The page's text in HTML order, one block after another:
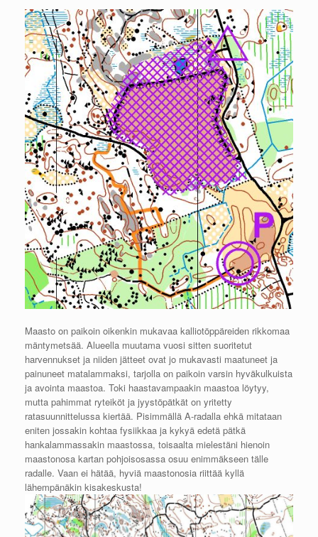
Maasto on paikoin oikenkin mukavaa kalliotöppäreiden rikkomaa
mäntymetsää. Alueella muutama vuosi sitten suoritetut
harvennukset ja niiden jätteet ovat jo mukavasti maatuneet ja
painuneet matalammaksi, tarjolla on paikoin varsin hyväkulkuista
ja avointa maastoa. Toki haastavampaakin maastoa löytyy,
mutta pahimmat ryteiköt ja jyystöpätkät on yritetty
ratasuunnittelussa kiertää. Pisimmällä A-radalla ehkä mitataan
eniten jossakin kohtaa fysiikkaa ja kykyä edetä pätkä
hankalammassakin maastossa, toisaalta mielestäni hienoin
maastonosa kartan pohjoisosassa osuu enimmäkseen tälle
radalle. Vaan ei hätää, hyviä maastonosia riittää kyllä
lähempänäkin kisakeskusta!